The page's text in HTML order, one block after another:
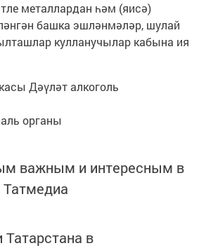
металлардан һәм (яисә)
башка эшләнмәләр, шулай
кулланучылар кабына ия
Дәүләт алкоголь
органы
важным и интересным в
Татмедиа
Татарстана в